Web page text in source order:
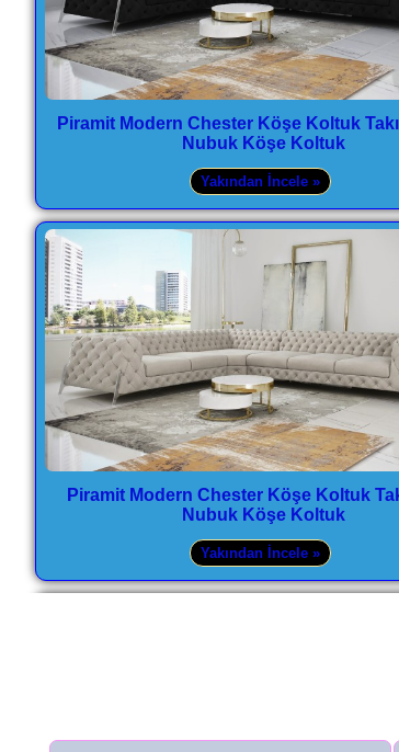
Piramit Modern Chester Köşe Koltuk
Nubuk Köşe Koltuk
Yakından İncele »
Piramit Modern Chester Köşe Koltuk
Nubuk Köşe Koltuk
Yakından İncele »